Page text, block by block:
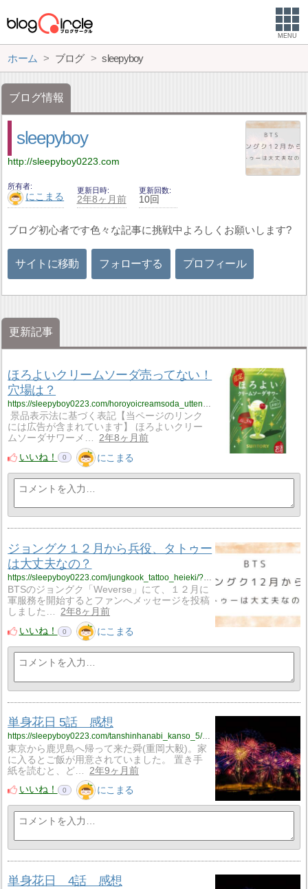
MENU
ホーム ブログ sleepyboy
ブログ情報
sleepyboy
http://sleepyboy0223.com
所有者
にこまる
更新日時
2年8ヶ月前
更新回数
10回
ブログ初心者です色々な記事に挑戦中よろしくお願いします?
サイトに移動 フォローする プロフィール
更新記事
ほろよいクリームソーダ売ってない！
穴場は？
https://sleepyboy0223.com/horoyoicreamsoda_uttenai/?utm_source=rss&utm_medium=rss&utm_campaign=horoyoicreamsoda_uttenai
景品表示法に基づく表記【当ページのリンク
には広告が含まれています】 ほろよいクリー
ムソーダサワーメ…
2年8ヶ月前
いいね！
0 にこまる
ジョングク１２月から兵役、タトゥー
は大丈夫なの？
https://sleepyboy0223.com/jungkook_tattoo_heieki/?utm_source=rss&utm_medium=rss&utm_campaign=jungkook_tattoo_heieki
BTSのジョングク「Weverse」にて、１２月に
軍服務を開始するとファンへメッセージを投稿
しました…
2年8ヶ月前
いいね！
0 にこまる
単身花日 5話 感想
https://sleepyboy0223.com/tanshinhanabi_kanso_5/?utm_source=rss&utm_medium=rss&utm_campaign=tanshinhanabi_kanso_5
東京から鹿児島へ帰って来た舜(重岡大毅)。家
に入るとご飯が用意されていました。 置き手
紙を読むと、ど…
2年9ヶ月前
いいね！
0 にこまる
単身花日 4話 感想